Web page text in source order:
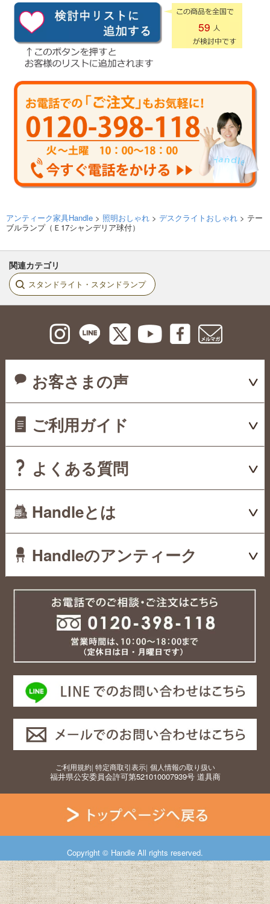
59
アンティーク家具Handle > 照明おしゃれ > デスクライトおしゃれ > テー
ブルランプ（Ｅ17シャンデリア球付）
関連カテゴリ
スタンドライト・スタンドランプ
お客さまの声
ご利用ガイド
よくある質問
Handleとは
Handleのアンティーク
ご利用規約| 特定商取引表示| 個人情報の取り扱い
福井県公安委員会許可第521010007939号 道具商
Copyright © Handle All rights reserved.